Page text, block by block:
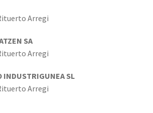
Arregi
SA
Arregi
INDUSTRIGUNEA SL
Arregi